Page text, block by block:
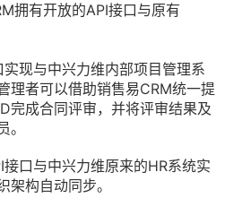
拥有开放的API接口与原有
现与中兴力维内部项目管理系
理者可以借助销售易CRM统一提
完成合同评审，并将评审结果及
口与中兴力维原来的HR系统实
架构自动同步。